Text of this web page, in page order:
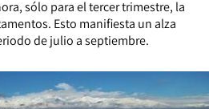
sólo para el tercer trimestre, la
Esto manifiesta un alza
de julio a septiembre.